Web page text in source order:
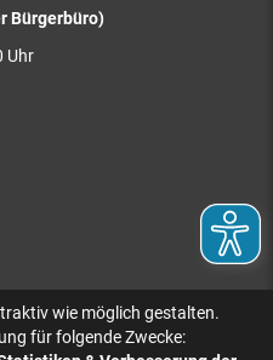
Bürgerbüro)
Uhr
wie möglich gestalten.
für folgende Zwecke: